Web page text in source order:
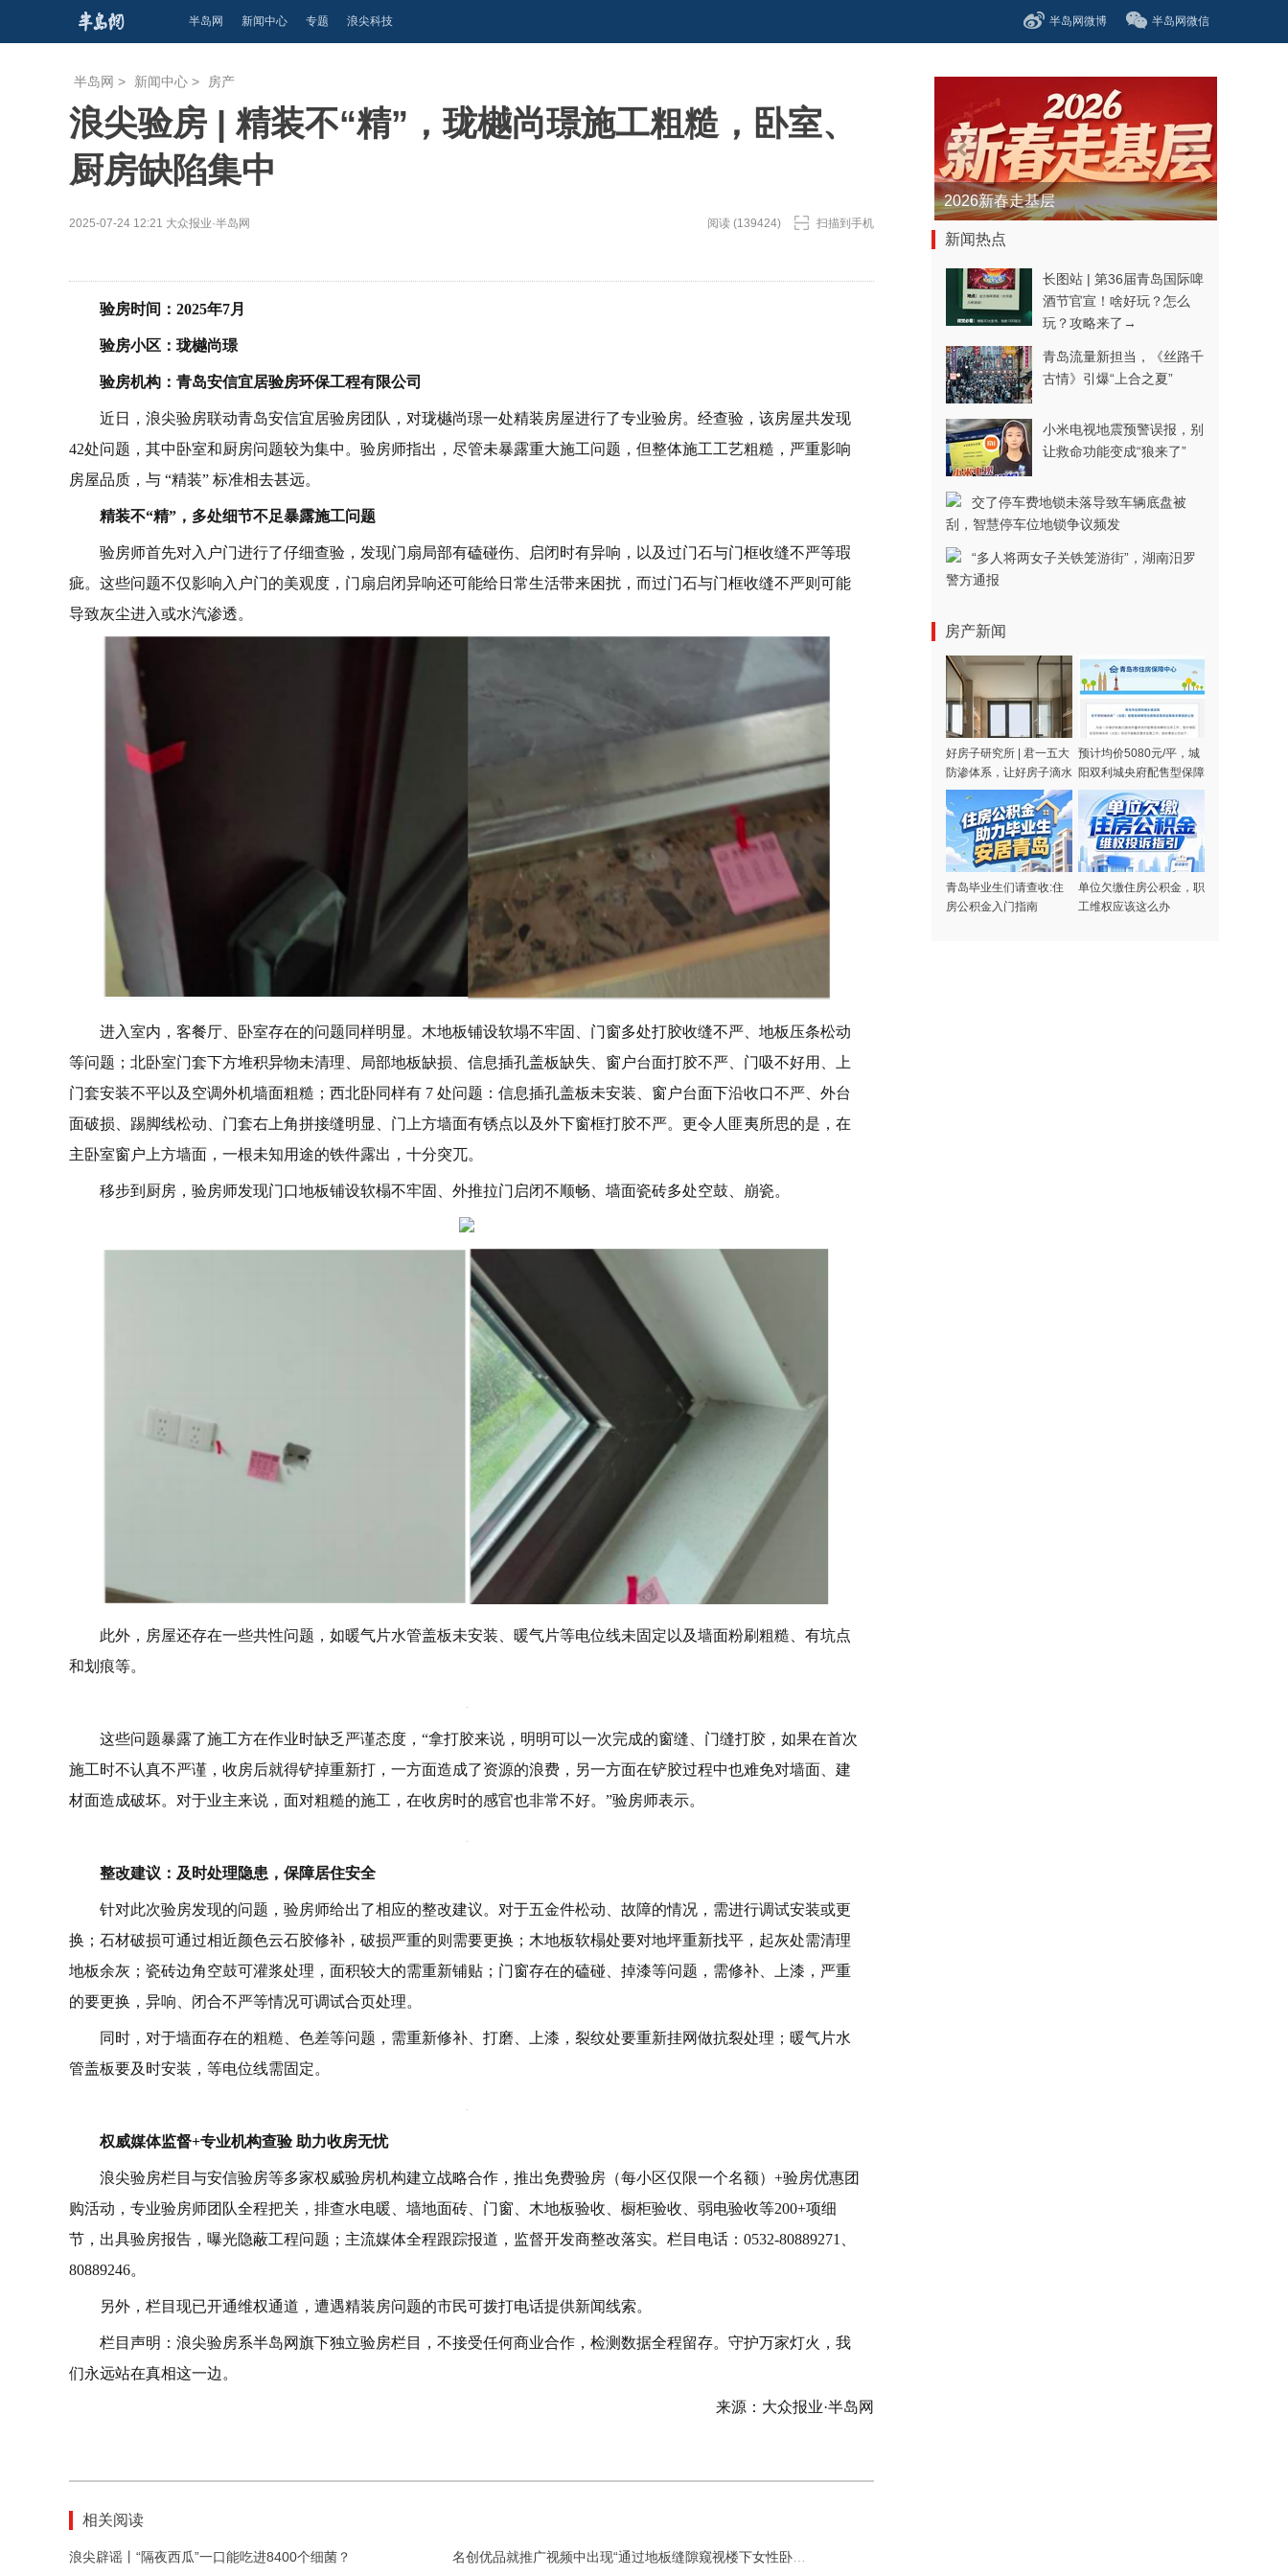
半岛网 新闻中心 专题 浪尖科技 半岛网微博 半岛网微信
半岛网 > 新闻中心 > 房产
浪尖验房 | 精装不“精”，珑樾尚璟施工粗糙，卧室、
厨房缺陷集中
2025-07-24 12:21 大众报业·半岛网 阅读 (139424) 扫描到手机
验房时间：2025年7月
验房小区：珑樾尚璟
验房机构：青岛安信宜居验房环保工程有限公司
近日，浪尖验房联动青岛安信宜居验房团队，对珑樾尚璟一处精装房屋进行了专业验房。经查验，该房屋共发现
42处问题，其中卧室和厨房问题较为集中。验房师指出，尽管未暴露重大施工问题，但整体施工工艺粗糙，严重影响
房屋品质，与 “精装” 标准相去甚远。
精装不“精”，多处细节不足暴露施工问题
验房师首先对入户门进行了仔细查验，发现门扇局部有磕碰伤、启闭时有异响，以及过门石与门框收缝不严等瑕
疵。这些问题不仅影响入户门的美观度，门扇启闭异响还可能给日常生活带来困扰，而过门石与门框收缝不严则可能
导致灰尘进入或水汽渗透。
进入室内，客餐厅、卧室存在的问题同样明显。木地板铺设软塌不牢固、门窗多处打胶收缝不严、地板压条松动
等问题；北卧室门套下方堆积异物未清理、局部地板缺损、信息插孔盖板缺失、窗户台面打胶不严、门吸不好用、上
门套安装不平以及空调外机墙面粗糙；西北卧同样有 7 处问题：信息插孔盖板未安装、窗户台面下沿收口不严、外台
面破损、踢脚线松动、门套右上角拼接缝明显、门上方墙面有锈点以及外下窗框打胶不严。更令人匪夷所思的是，在
主卧室窗户上方墙面，一根未知用途的铁件露出，十分突兀。
移步到厨房，验房师发现门口地板铺设软榻不牢固、外推拉门启闭不顺畅、墙面瓷砖多处空鼓、崩瓷。
此外，房屋还存在一些共性问题，如暖气片水管盖板未安装、暖气片等电位线未固定以及墙面粉刷粗糙、有坑点
和划痕等。
这些问题暴露了施工方在作业时缺乏严谨态度，“拿打胶来说，明明可以一次完成的窗缝、门缝打胶，如果在首次
施工时不认真不严谨，收房后就得铲掉重新打，一方面造成了资源的浪费，另一方面在铲胶过程中也难免对墙面、建
材面造成破坏。对于业主来说，面对粗糙的施工，在收房时的感官也非常不好。”验房师表示。
整改建议：及时处理隐患，保障居住安全
青春逐梦正当时——聚焦2026年中...
新闻热点
长图站 | 第36届青岛国际啤
酒节官宣！啥好玩？怎么
玩？攻略来了→
青岛流量新担当，《丝路千
古情》引爆“上合之夏”
小米电视地震预警误报，别
让救命功能变成“狼来了”
交了停车费地锁未落导致车辆底盘被
刮，智慧停车位地锁争议频发
“多人将两女子关铁笼游街”，湖南汨罗
警方通报
房产新闻
好房子研究所 | 君一五大
防渗体系，让好房子滴水
不漏
预计均价5080元/平，城
阳双利城央府配售型保障
房征集购买需求
青岛毕业生们请查收:住
房公积金入门指南
单位欠缴住房公积金，职
工维权应该这么办